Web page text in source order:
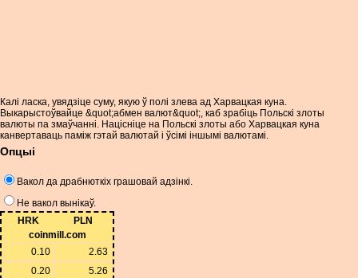
Калі ласка, увядзіце суму, якую ў полі злева ад Харвацкая куна.
Выкарыстоўвайце &quot;абмен валют&quot;, каб зрабіць Польскі злоты
валюты па змаўчанні. Націсніце на Польскі злоты або Харвацкая куна
канвертаваць паміж гэтай валютай і ўсімі іншымі валютамі.
Опцыі
Вакол да драбнюткіх грашовай адзінкі.
Не вакол вынікаў.
HRK
PLN
coinmill.com
0.10
2.63
0.20
5.26